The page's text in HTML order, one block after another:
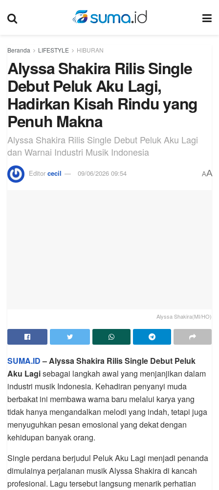
Beranda LIFESTYLE HIBURAN
Alyssa Shakira Rilis Single
Debut Peluk Aku Lagi,
Hadirkan Kisah Rindu yang
Penuh Makna
Alyssa Shakira Rilis Single Debut Peluk Aku Lagi
dan Warnai Industri Musik Indonesia
Editor cecil 09/06/2026 09:54 AA
Alyssa Shakira(MI/HO)
SUMA.ID– Alyssa Shakira Rilis Single Debut Peluk
Aku Lagisebagai langkah awal yang menjanjikan dalam
industri musik Indonesia. Kehadiran penyanyi muda
berbakat ini membawa warna baru melalui karya yang
tidak hanya mengandalkan melodi yang indah, tetapi juga
menyuguhkan pesan emosional yang dekat dengan
kehidupan banyak orang.
Single perdana berjudul Peluk Aku Lagi menjadi penanda
dimulainya perjalanan musik Alyssa Shakira di kancah
profesional. Lagu tersebut langsung menarik perhatian